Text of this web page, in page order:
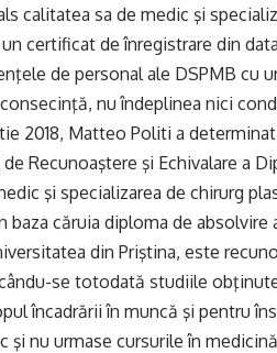
calitatea sa de medic şi
certificat de înregistrare din
de personal ale DSPMB cu
nu îndeplinea nici
2018, Matteo Politi a
Recunoaştere şi Echivalare a
şi specializarea de chirurg
căruia diploma de absolvire
din Priştina, este
se totodată studiile
încadrării în muncă şi pentru
nu urmase cursurile în